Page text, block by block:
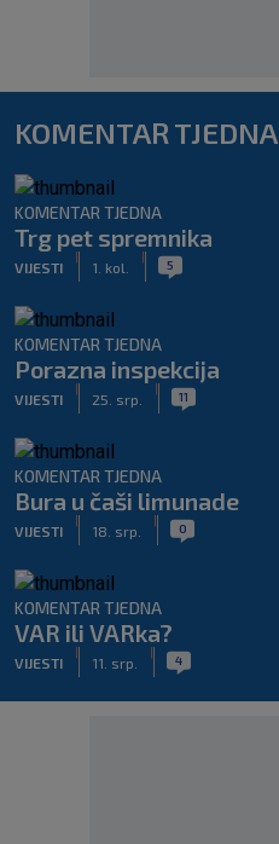
KOMENTAR TJEDNA
KOMENTAR TJEDNA
Trg pet spremnika
VIJESTI 1. kol. 5
KOMENTAR TJEDNA
Porazna inspekcija
VIJESTI 25. srp. 11
KOMENTAR TJEDNA
Bura u čaši limunade
VIJESTI 18. srp. 0
KOMENTAR TJEDNA
VAR ili VARka?
VIJESTI 11. srp. 4